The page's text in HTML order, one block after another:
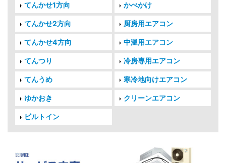
てんかせ1方向 かべかけ
てんかせ2方向 厨房用エアコン
てんかせ4方向 中温用エアコン
てんつり 冷房専用エアコン
てんうめ 寒冷地向けエアコン
ゆかおき クリーンエアコン
ビルトイン